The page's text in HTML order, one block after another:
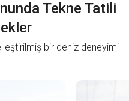
Tekne Tatili
bir deniz deneyimi